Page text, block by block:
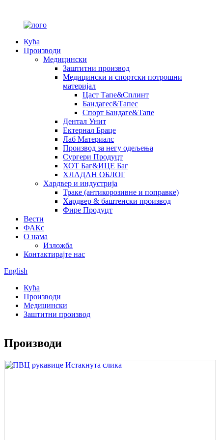
Кућа
Производи
Медицински
Заштитни производ
Медицински и спортски потрошни
материјал
Цаст Тапе&Сплинт
Бандагес&Тапес
Спорт Бандаге&Тапе
Дентал Унит
Ектернал Браце
Лаб Материалс
Производ за негу одељења
Сургери Продуцт
ХОТ Баг&ИЦЕ Баг
ХЛАДАН ОБЛОГ
Хардвер и индустрија
Траке (антикорозивне и поправке)
Хардвер & баштенски производ
Фире Продуцт
Вести
ФАКс
О нама
Изложба
Контактирајте нас
English
Кућа
Производи
Медицински
Заштитни производ
Производи